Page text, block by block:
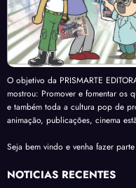
O objetivo da PRISMARTE
mostrou: Promover e fomentar os
e também toda a cultura pop de
animação, publicações, cinema
Seja bem vindo e venha fazer
NOTÍCIAS RECENTES